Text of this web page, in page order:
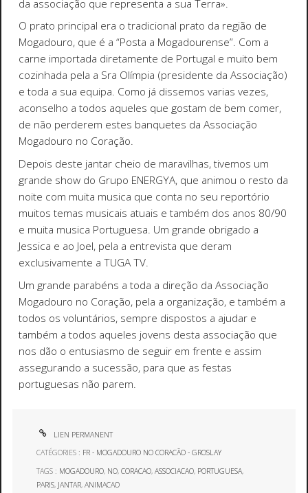
da associação que representa a sua Terra».
O prato principal era o tradicional prato da região de
Mogadouro, que é a “Posta a Mogadourense”. Com a
carne importada diretamente de Portugal e muito bem
cozinhada pela a Sra Olímpia (presidente da Associação)
e toda a sua equipa. Como já dissemos varias vezes,
aconselho a todos aqueles que gostam de bem comer,
de não perderem estes banquetes da Associação
Mogadouro no Coração.
Depois deste jantar cheio de maravilhas, tivemos um
grande show do Grupo ENERGYA, que animou o resto da
noite com muita musica que conta no seu reportório
muitos temas musicais atuais e também dos anos 80/90
e muita musica Portuguesa. Um grande obrigado a
Jessica e ao Joel, pela a entrevista que deram
exclusivamente a TUGA TV.
Um grande parabéns a toda a direção da Associação
Mogadouro no Coração, pela a organização, e também a
todos os voluntários, sempre dispostos a ajudar e
também a todos aqueles jovens desta associação que
nos dão o entusiasmo de seguir em frente e assim
assegurando a sucessão, para que as festas
portuguesas não parem.
LIEN PERMANENT
CATÉGORIES : FR - MOGADOURO NO CORACÃO - GROSLAY
TAGS : MOGADOURO, NO,CORACAO,ASSOCIACAO, PORTUGUESA,
PARIS, JANTAR,ANIMACAO